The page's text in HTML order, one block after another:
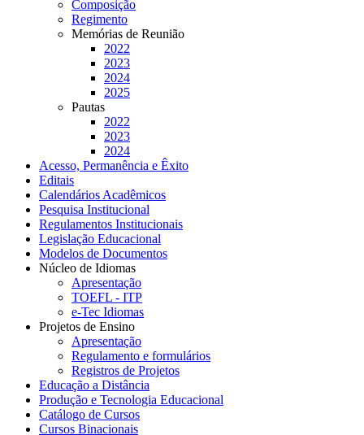
Composição
Regimento
Memórias de Reunião
2022
2023
2024
2025
Pautas
2022
2023
2024
Acesso, Permanência e Êxito
Editais
Calendários Acadêmicos
Pesquisa Institucional
Regulamentos Institucionais
Legislação Educacional
Modelos de Documentos
Núcleo de Idiomas
Apresentação
TOEFL - ITP
e-Tec Idiomas
Projetos de Ensino
Apresentação
Regulamento e formulários
Registros de Projetos
Educação a Distância
Produção e Tecnologia Educacional
Catálogo de Cursos
Cursos Binacionais